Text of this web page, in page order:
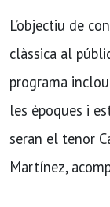
L’objectiu de
clàssica al
programa
les èpoques i
seran el tenor
Martínez,